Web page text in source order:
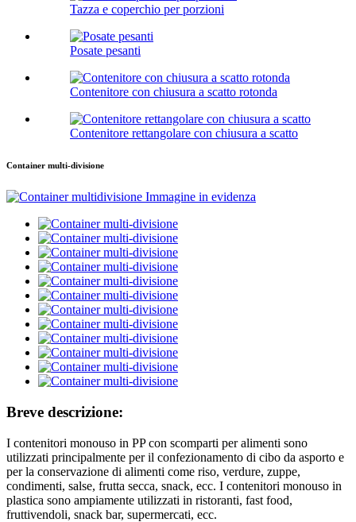
Tazza e coperchio per porzioni
Posate pesanti
Contenitore con chiusura a scatto rotonda
Contenitore rettangolare con chiusura a scatto
Container multi-divisione
Breve descrizione:
I contenitori monouso in PP con scomparti per alimenti sono
utilizzati principalmente per il confezionamento di cibo da asporto e
per la conservazione di alimenti come riso, verdure, zuppe,
condimenti, salse, frutta secca, snack, ecc. I contenitori monouso in
plastica sono ampiamente utilizzati in ristoranti, fast food,
fruttivendoli, snack bar, supermercati, ecc.